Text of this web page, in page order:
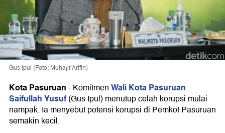
Gus Ipul (Foto: Muhajir Arifin)
Kota Pasuruan-KomitmenWali Kota Pasuruan
Saifullah Yusuf(Gus Ipul) menutup celah korupsi mulai
nampak. Ia menyebut potensi korupsi di Pemkot Pasuruan
semakin kecil.